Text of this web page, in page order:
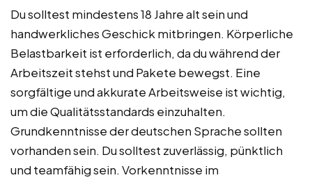
Du solltest mindestens 18 Jahre alt sein und
handwerkliches Geschick mitbringen. Körperliche
Belastbarkeit ist erforderlich, da du während der
Arbeitszeit stehst und Pakete bewegst. Eine
sorgfältige und akkurate Arbeitsweise ist wichtig,
um die Qualitätsstandards einzuhalten.
Grundkenntnisse der deutschen Sprache sollten
vorhanden sein. Du solltest zuverlässig, pünktlich
und teamfähig sein. Vorkenntnisse im